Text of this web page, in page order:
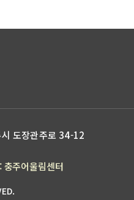
도장관주로 34-12
충주어울림센터